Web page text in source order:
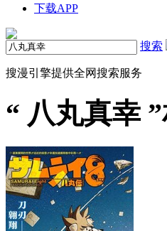
下载APP
搜索
搜漫引擎提供全网搜索服务
“ 八丸真幸